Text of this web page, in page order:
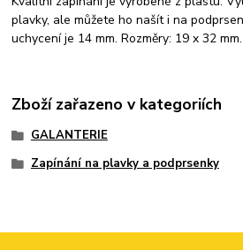
plavky, ale můžete ho našít i na
uchycení je 14 mm. Rozměry: 19 x 32
Zboží zařazeno v kategoriích
GALANTERIE
Zapínání na plavky a podprsenky